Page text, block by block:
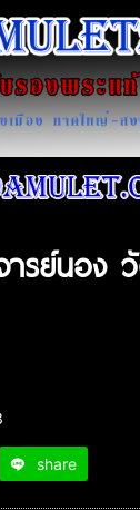
รย์นอง
share